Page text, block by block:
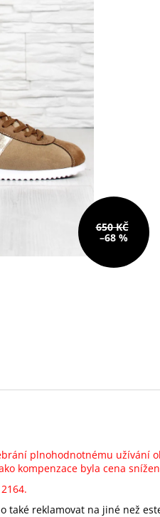
650 KČ
–68 %
plnohodnotnému
kompenzace byla cena
reklamovat na jiné než
390 Kč
Původně:490 Kč